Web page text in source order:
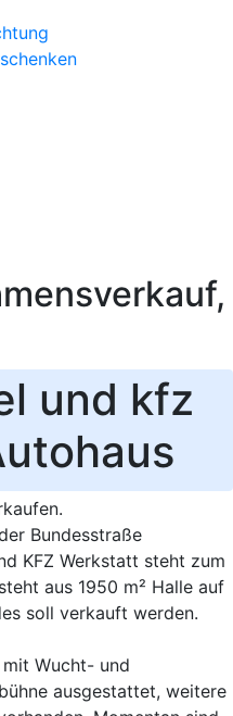
und kfz
Bundesstraße
KFZ Werkstatt steht zum
aus 1950 m² Halle auf
soll verkauft werden.
Wucht- und
ausgestattet, weitere